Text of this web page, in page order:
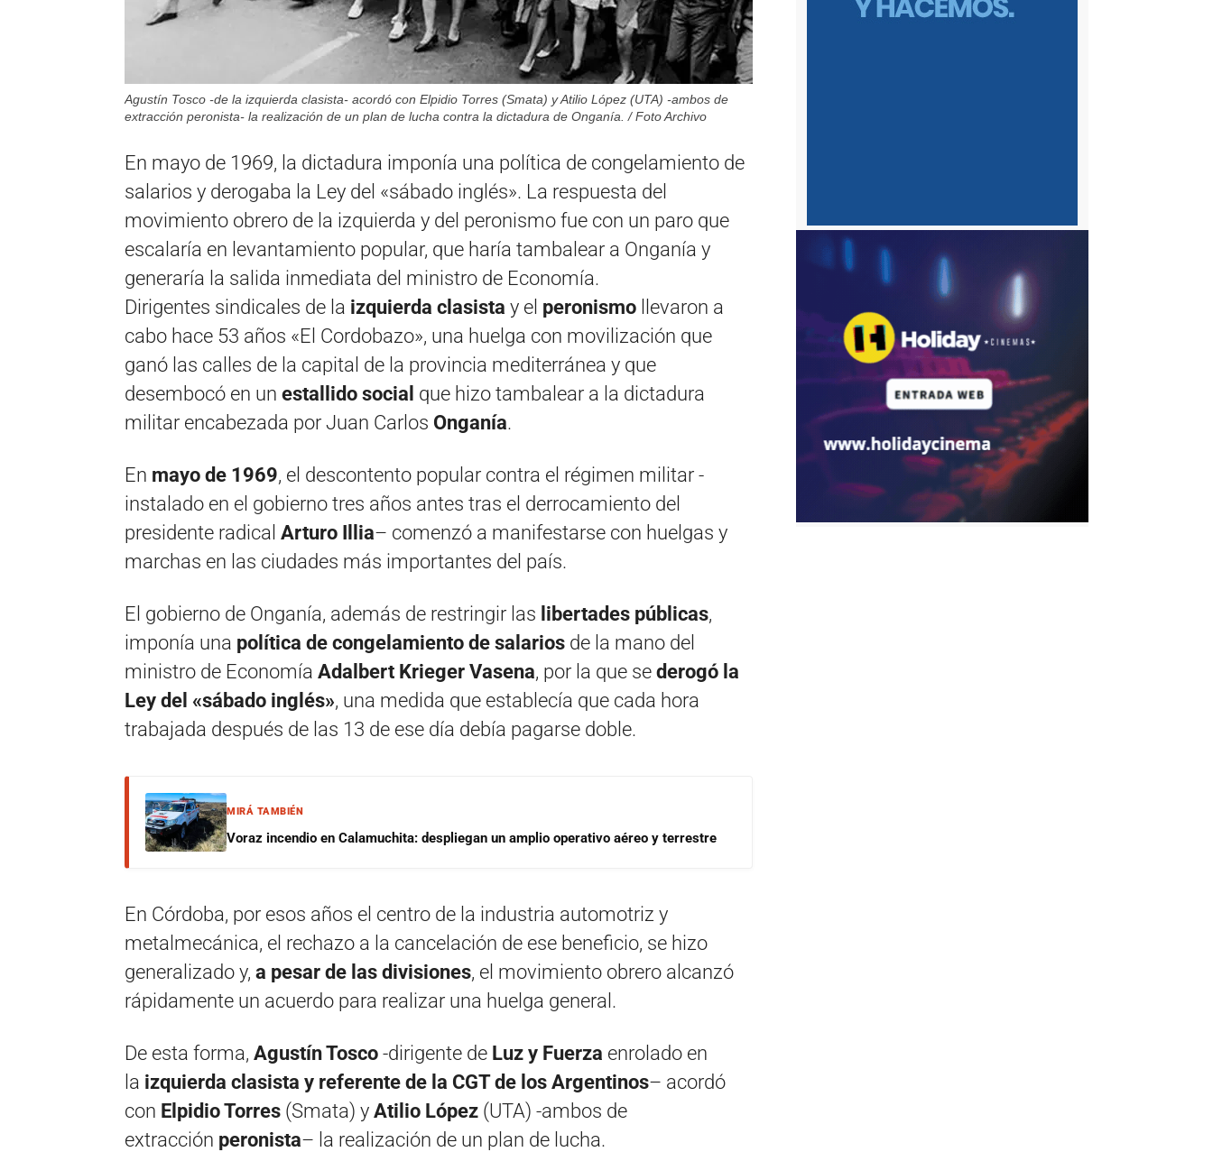
Agustín Tosco -de la izquierda clasista- acordó con Elpidio Torres (Smata) y Atilio López (UTA) -ambos de
extracción peronista- la realización de un plan de lucha contra la dictadura de Onganía. / Foto Archivo
En mayo de 1969, la dictadura imponía una política de congelamiento de
salarios y derogaba la Ley del «sábado inglés». La respuesta del
movimiento obrero de la izquierda y del peronismo fue con un paro que
escalaría en levantamiento popular, que haría tambalear a Onganía y
generaría la salida inmediata del ministro de Economía.
Dirigentes sindicales de la izquierda clasista y el peronismo
llevaron a
cabo hace 53 años «El Cordobazo», una huelga con movilización que
ganó las calles de la capital de la provincia mediterránea y que
desembocó en un estallido social que hizo tambalear a la dictadura
militar encabezada por Juan Carlos Onganía.
En mayo de 1969, el descontento popular contra el régimen militar -
instalado en el gobierno tres años antes tras el derrocamiento del
presidente radical Arturo Illia– comenzó a manifestarse con huelgas y
marchas en las ciudades más importantes del país.
El gobierno de Onganía, además de restringir las libertades públicas,
imponía una política de congelamiento de salarios de la mano del
ministro de Economía Adalbert Krieger Vasena, por la que se derogó la
Ley del «sábado inglés», una medida que establecía que cada hora
trabajada después de las 13 de ese día debía pagarse doble.
MIRÁ TAMBIÉN
Voraz incendio en Calamuchita: despliegan un amplio operativo aéreo y terrestre
En Córdoba, por esos años el centro de la industria automotriz y
metalmecánica, el rechazo a la cancelación de ese beneficio, se hizo
generalizado y, a pesar de las divisiones, el movimiento obrero alcanzó
rápidamente un acuerdo para realizar una huelga general.
De esta forma, Agustín Tosco -dirigente de Luz y Fuerza enrolado en
la izquierda clasista y referente de la CGT de los Argentinos– acordó
con Elpidio Torres (Smata) y Atilio López (UTA) -ambos de
extracción peronista– la realización de un plan de lucha.